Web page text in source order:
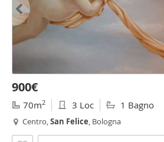
900€
70m2 3 Loc 1 Bagno
Centro,San Felice, Bologna